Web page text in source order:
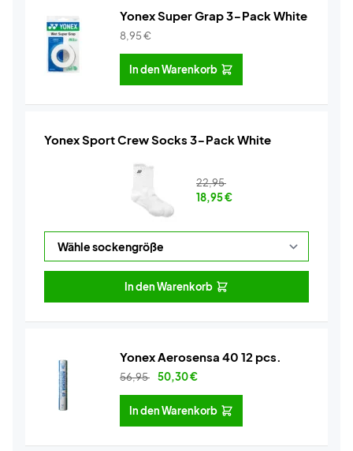
Yonex Super Grap 3-Pack White
8,95€
In den Warenkorb
Yonex Sport Crew Socks 3-Pack White
22,95
18,95€
In den Warenkorb
Yonex Aerosensa 40 12 pcs.
56,95 50,30€
In den Warenkorb